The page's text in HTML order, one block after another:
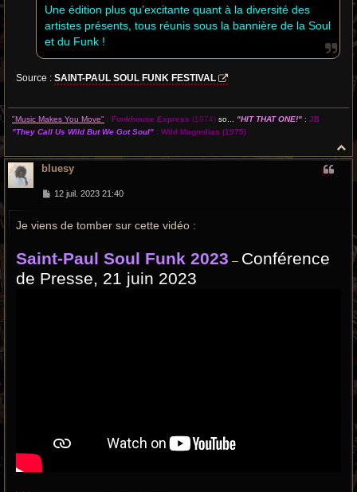
Une édition plus qu’excitante quant à la diversité des
artistes présents, tous réunis sous la bannière de la Soul
et du Funk !
Source : SAINT-PAUL SOUL FUNK FESTIVAL
"Music Makes You Move" : Funkhouse Express (1974) so... "HIT THAT ONE!" : JB
"They Call Us Wild But We Got Soul" : Wild Magnolias (1975)
a
bluesy
M
s
e
12 juil. 2023 21:40
Je viens de tomber sur cette vidéo :
Saint-Paul Soul Funk 2023 – Conférence
de Presse, 21 juin 2023